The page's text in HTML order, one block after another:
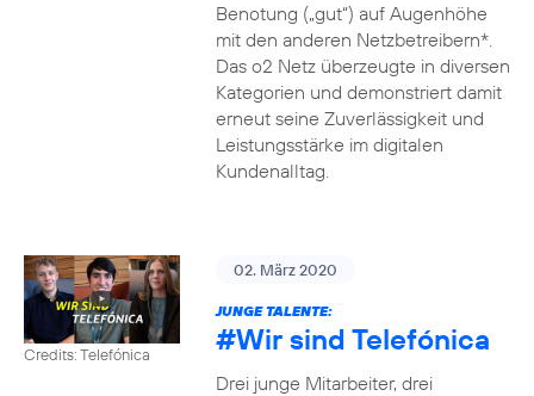
Benotung („gut“) auf Augenhöhe
mit den anderen Netzbetreibern*.
Das o2 Netz überzeugte in diversen
Kategorien und demonstriert damit
erneut seine Zuverlässigkeit und
Leistungsstärke im digitalen
Kundenalltag.
Credits: Telefónica
02. März 2020
JUNGE TALENTE:
#Wirsind Telefónica
Drei junge Mitarbeiter, drei